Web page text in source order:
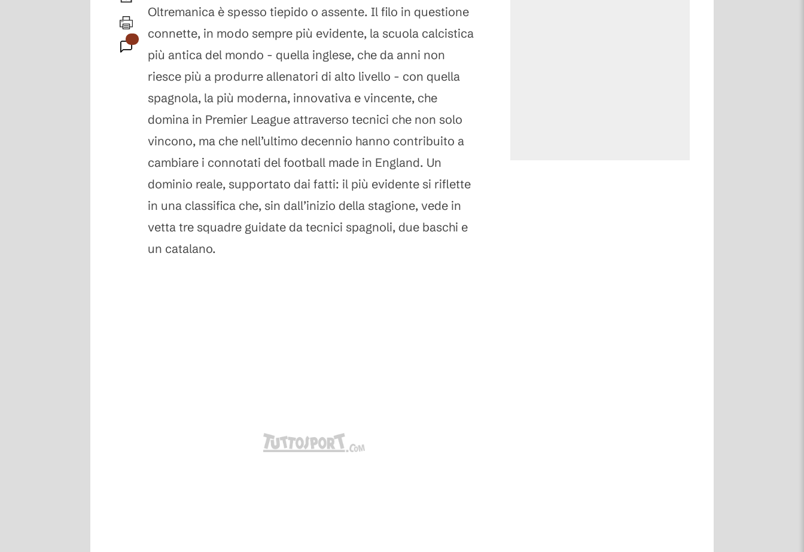
Oltremanica è spesso tiepido o assente. Il filo in questione
connette, in modo sempre più evidente, la scuola calcistica
più antica del mondo - quella inglese, che da anni non
riesce più a produrre allenatori di alto livello - con quella
spagnola, la più moderna, innovativa e vincente, che
domina in Premier League attraverso tecnici che non solo
vincono, ma che nell’ultimo decennio hanno contribuito a
cambiare i connotati del football made in England. Un
dominio reale, supportato dai fatti: il più evidente si riflette
in una classifica che, sin dall’inizio della stagione, vede in
vetta tre squadre guidate da tecnici spagnoli, due baschi e
un catalano.